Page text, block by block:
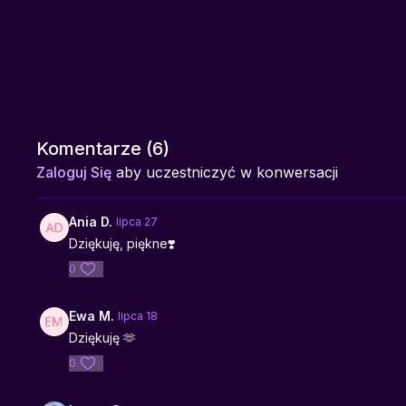
Komentarze (6)
Zaloguj Się aby uczestniczyć w konwersacji
Ania D. lipca 27
Dziękuję, piękne❣️
0
Ewa M. lipca 18
Dziękuję 🫶
0